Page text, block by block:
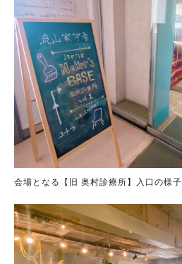
会場となる【旧 奥村診療所】入口の様子